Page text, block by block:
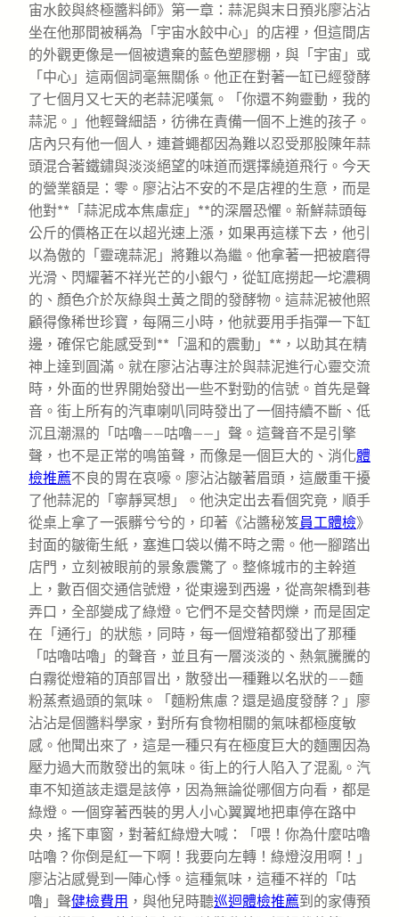
宙水餃與終極醬料師》第一章：蒜泥與末日預兆廖沾沾
坐在他那間被稱為「宇宙水餃中心」的店裡，但這間店
的外觀更像是一個被遺棄的藍色塑膠棚，與「宇宙」或
「中心」這兩個詞毫無關係。他正在對著一缸已經發酵
了七個月又七天的老蒜泥嘆氣。「你還不夠靈動，我的
蒜泥。」他輕聲細語，彷彿在責備一個不上進的孩子。
店內只有他一個人，連蒼蠅都因為難以忍受那股陳年蒜
頭混合著鐵鏽與淡淡絕望的味道而選擇繞道飛行。今天
的營業額是：零。廖沾沾不安的不是店裡的生意，而是
他對**「蒜泥成本焦慮症」**的深層恐懼。新鮮蒜頭每
公斤的價格正在以超光速上漲，如果再這樣下去，他引
以為傲的「靈魂蒜泥」將難以為繼。他拿著一把被磨得
光滑、閃耀著不祥光芒的小銀勺，從缸底撈起一坨濃稠
的、顏色介於灰綠與土黃之間的發酵物。這蒜泥被他照
顧得像稀世珍寶，每隔三小時，他就要用手指彈一下缸
邊，確保它能感受到**「溫和的震動」**，以助其在精
神上達到圓滿。就在廖沾沾專注於與蒜泥進行心靈交流
時，外面的世界開始發出一些不對勁的信號。首先是聲
音。街上所有的汽車喇叭同時發出了一個持續不斷、低
沉且潮濕的「咕嚕——咕嚕——」聲。這聲音不是引擎
聲，也不是正常的鳴笛聲，而像是一個巨大的、消化體
檢推薦不良的胃在哀嚎。廖沾沾皺著眉頭，這嚴重干擾
了他蒜泥的「寧靜冥想」。他決定出去看個究竟，順手
從桌上拿了一張髒兮兮的，印著《沾醬秘笈員工體檢》
封面的皺衛生紙，塞進口袋以備不時之需。他一腳踏出
店門，立刻被眼前的景象震驚了。整條城市的主幹道
上，數百個交通信號燈，從東邊到西邊，從高架橋到巷
弄口，全部變成了綠燈。它們不是交替閃爍，而是固定
在「通行」的狀態，同時，每一個燈箱都發出了那種
「咕嚕咕嚕」的聲音，並且有一層淡淡的、熱氣騰騰的
白霧從燈箱的頂部冒出，散發出一種難以名狀的——麵
粉蒸煮過頭的氣味。「麵粉焦慮？還是過度發酵？」廖
沾沾是個醬料學家，對所有食物相關的氣味都極度敏
感。他聞出來了，這是一種只有在極度巨大的麵團因為
壓力過大而散發出的氣味。街上的行人陷入了混亂。汽
車不知道該走還是該停，因為無論從哪個方向看，都是
綠燈。一個穿著西裝的男人小心翼翼地把車停在路中
央，搖下車窗，對著紅綠燈大喊：「喂！你為什麼咕嚕
咕嚕？你倒是紅一下啊！我要向左轉！綠燈沒用啊！」
廖沾沾感覺到一陣心悸。這種氣味，這種不祥的「咕
嚕」聲健檢費用 ，與他兒時聽巡迴體檢推薦到的家傳預